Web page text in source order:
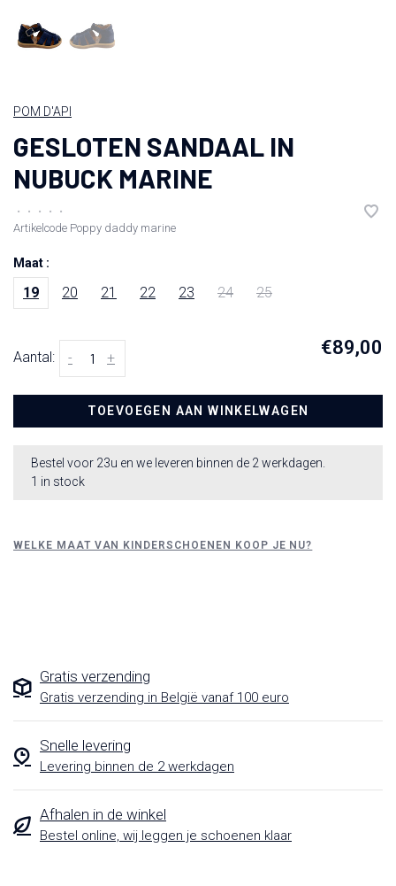
POM D'API
GESLOTEN SANDAAL IN
NUBUCK MARINE
• • • •
•
Artikelcode Poppy daddy marine
Maat :
19 20 21 22 23 24 25
Aantal: +
- €89,00
TOEVOEGEN AAN WINKELWAGEN
Bestel voor 23u en we leveren binnen de 2 werkdagen.
1 in stock
WELKE MAAT VAN KINDERSCHOENEN KOOP JE NU?
Gratis verzending
Gratis verzending in België vanaf 100 euro
Snelle levering
Levering binnen de 2 werkdagen
Afhalen in de winkel
Bestel online, wij leggen je schoenen klaar